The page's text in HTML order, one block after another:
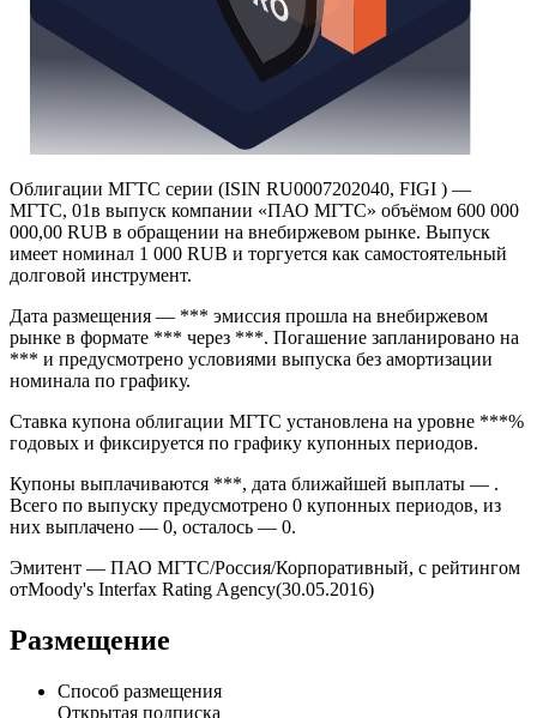
Облигации МГТС серии (ISIN RU0007202040, FIGI ) —
МГТС, 01в выпуск компании «ПАО МГТС» объёмом 600 000
000,00 RUB в обращении на внебиржевом рынке. Выпуск
имеет номинал 1 000 RUB и торгуется как самостоятельный
долговой инструмент.
Дата размещения — *** эмиссия прошла на внебиржевом
рынке в формате *** через ***. Погашение запланировано на
*** и предусмотрено условиями выпуска без амортизации
номинала по графику.
Ставка купона облигации МГТС установлена на уровне ***%
годовых и фиксируется по графику купонных периодов.
Купоны выплачиваются ***, дата ближайшей выплаты — .
Всего по выпуску предусмотрено 0 купонных периодов, из
них выплачено — 0, осталось — 0.
Эмитент — ПАО МГТС/Россия/Корпоративный, с рейтингом
отMoody's Interfax Rating Agency(30.05.2016)
Размещение
Способ размещения
Открытая подписка